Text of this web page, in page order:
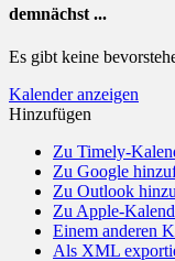
demnächst ...
Es gibt keine
Kalender anzeigen
Hinzufügen
Zu Timely-
Zu Google
Zu Outlook
Zu Apple-
Einem anderen
Als XML